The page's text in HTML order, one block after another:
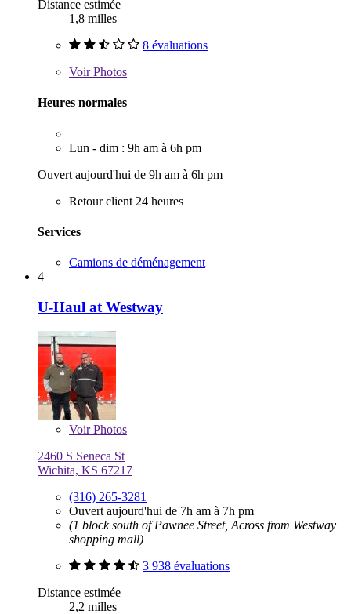
Distance estimée
1,8 milles
8 évaluations
VoirPhotos
Heures normales
Lun - dim : 9h am à 6h pm
Ouvert aujourd'hui de 9h am à 6h pm
Retour client 24 heures
Services
Camions de déménagement
4
U-Haul at Westway
VoirPhotos
2460 S Seneca St
Wichita, KS 67217
(316) 265-3281
Ouvert aujourd'hui de 7h am à 7h pm
(1 block south of Pawnee Street, Across from Westway
shopping mall)
3 938 évaluations
Distance estimée
2,2 milles